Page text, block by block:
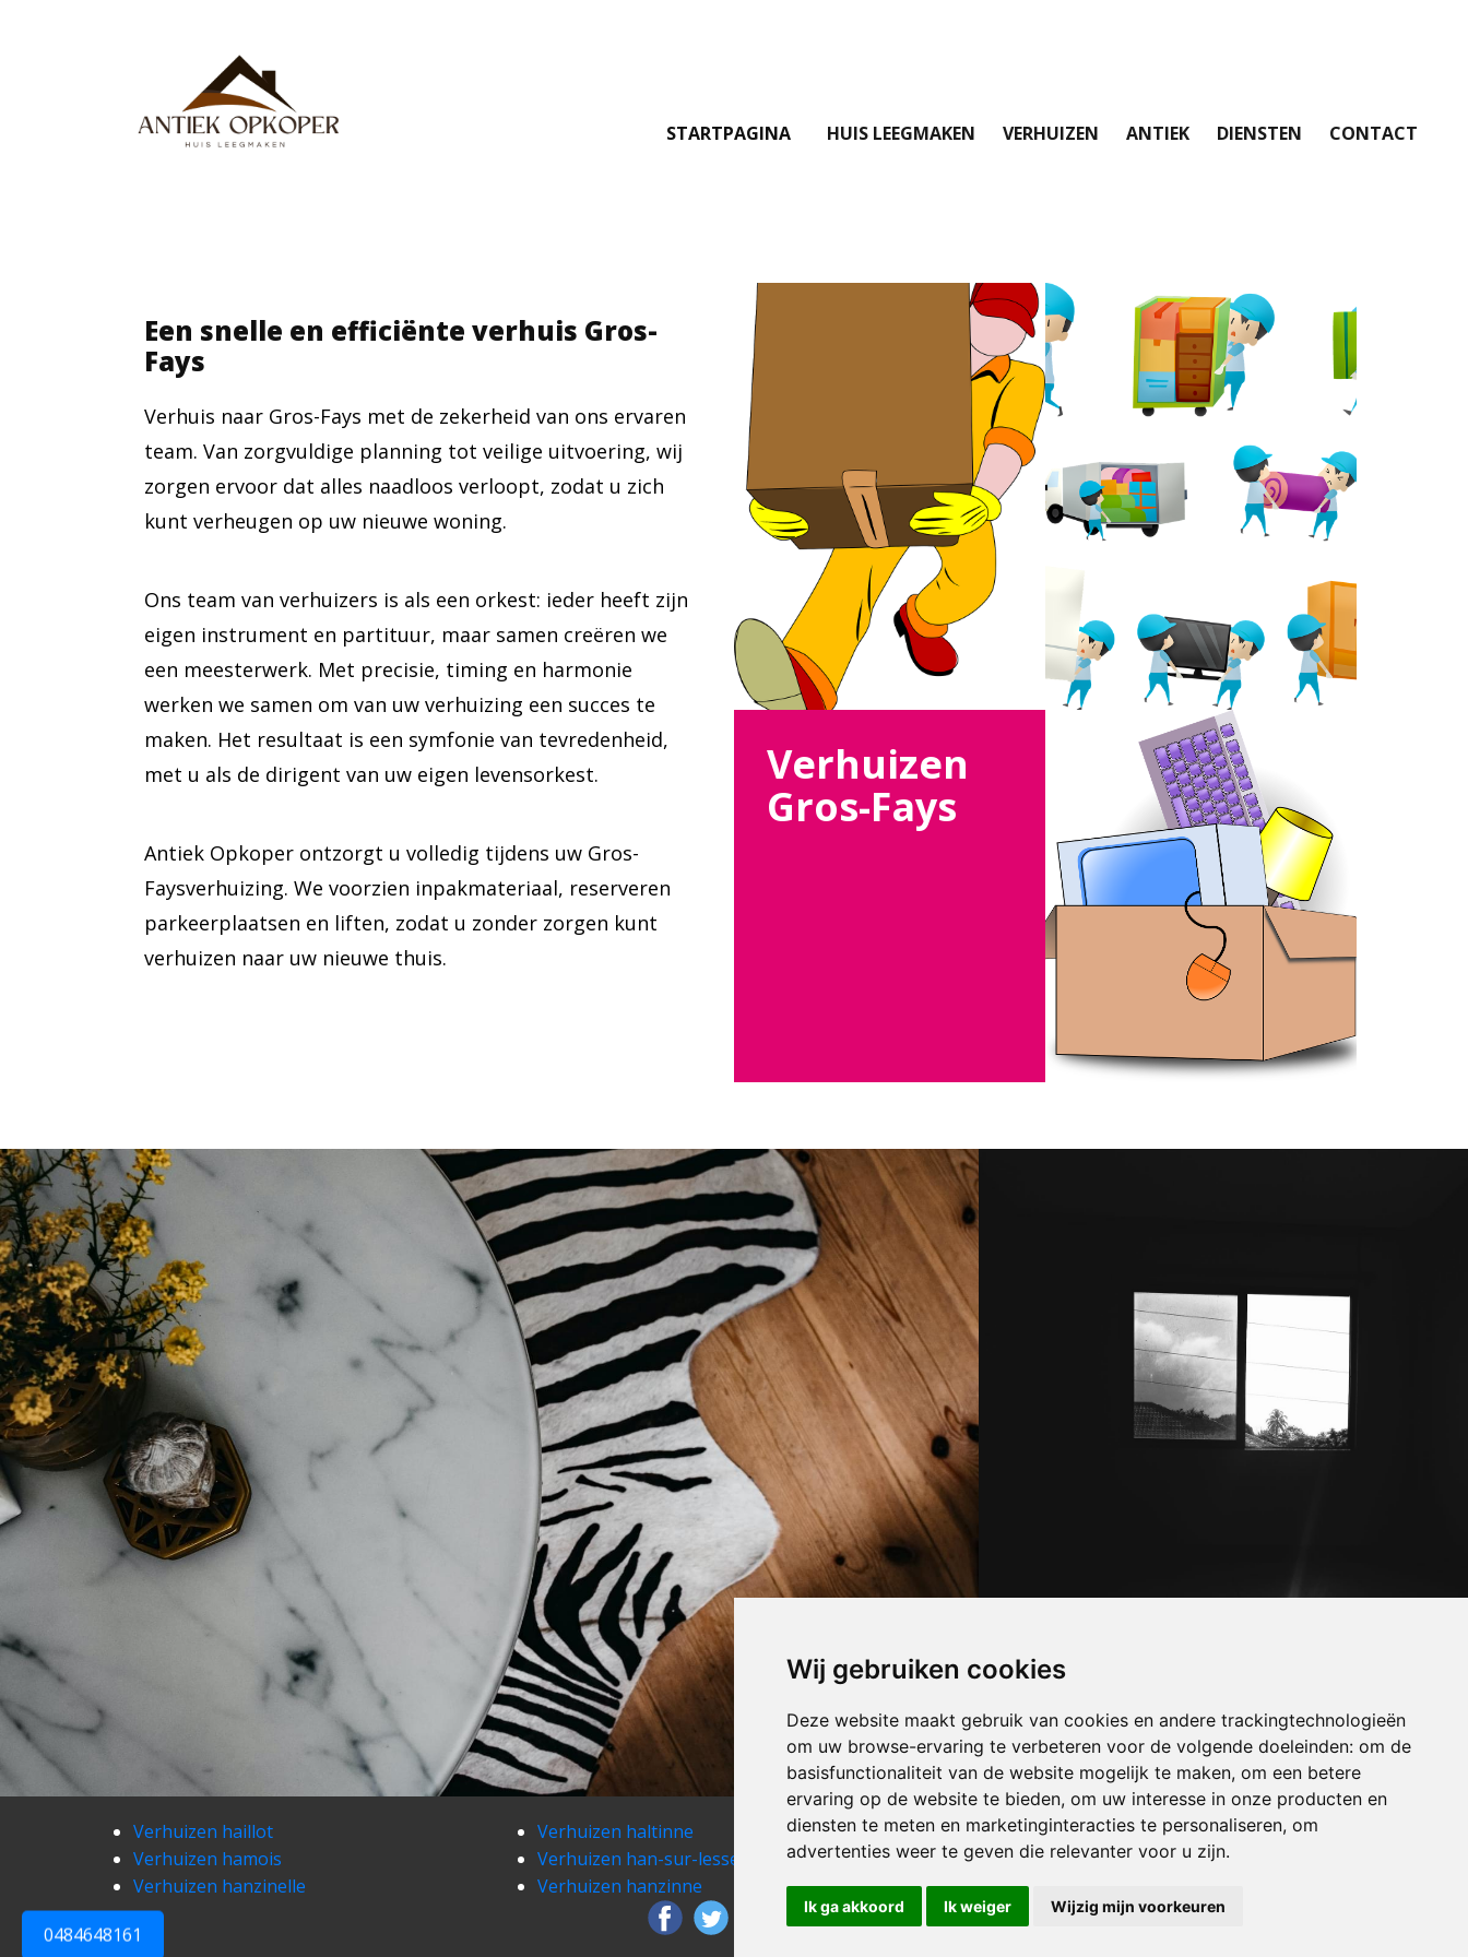
Wij gebruiken cookies
Deze website maakt gebruik van cookies en andere trackingtechnologieën
om uw browse-ervaring te verbeteren voor de volgende doeleinden: om de
basisfunctionaliteit van de website mogelijk te maken, om een betere
ervaring op de website te bieden, om uw interesse in onze producten en
diensten te meten en marketinginteracties te personaliseren, om
advertenties weer te geven die relevanter voor u zijn.
Ik ga akkoord Ik weiger Wijzig mijn voorkeuren
STARTPAGINA HUIS LEEGMAKEN VERHUIZEN ANTIEK DIENSTEN CONTACT
0484648161
Een snelle en efficiënte verhuis Gros-
Fays
Verhuis naar Gros-Fays met de zekerheid van ons ervaren
team. Van zorgvuldige planning tot veilige uitvoering, wij
zorgen ervoor dat alles naadloos verloopt, zodat u zich
kunt verheugen op uw nieuwe woning.
Ons team van verhuizers is als een orkest: ieder heeft zijn
eigen instrument en partituur, maar samen creëren we
een meesterwerk. Met precisie, timing en harmonie
werken we samen om van uw verhuizing een succes te
maken. Het resultaat is een symfonie van tevredenheid,
met u als de dirigent van uw eigen levensorkest.
Antiek Opkoper ontzorgt u volledig tijdens uw Gros-
Faysverhuizing. We voorzien inpakmateriaal, reserveren
parkeerplaatsen en liften, zodat u zonder zorgen kunt
verhuizen naar uw nieuwe thuis.
Verhuizen
Gros-Fays
Verhuizen haillot Verhuizen haltinne
Verhuizen ham-sur-sambre
Verhuizen hamois
Verhuizen han-sur-lesse
Verhuizen hanret
Verhuizen hanzinelle
Verhuizen hanzinne Verhuizen hastiere